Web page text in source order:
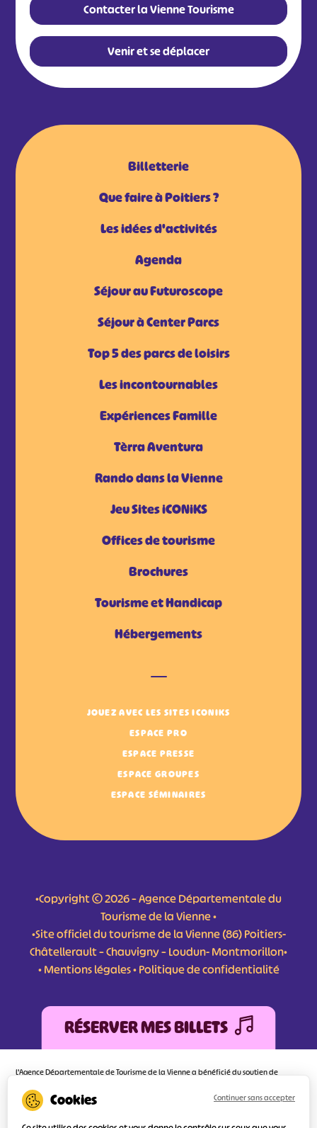
Contacter la Vienne Tourisme
Venir et se déplacer
Billetterie
Que faire à Poitiers ?
Les idées d'activités
Agenda
Séjour au Futuroscope
Séjour à Center Parcs
Top 5 des parcs de loisirs
Les incontournables
Expériences Famille
Tèrra Aventura
Rando dans la Vienne
Jeu Sites iCONiKS
Offices de tourisme
Brochures
Tourisme et Handicap
Hébergements
JOUEZ AVEC LES SITES ICONIKS
ESPACE PRO
ESPACE PRESSE
ESPACE GROUPES
ESPACE SÉMINAIRES
•Copyright © 2026 – Agence Départementale du
Tourisme de la Vienne •
•Site officiel du tourisme de la Vienne (86) Poitiers-
Châtellerault – Chauvigny – Loudun- Montmorillon•
•Mentions légales•Politique de confidentialité
RÉSERVER MES BILLETS
L'Agence Départementale de Tourisme de la Vienne a bénéficié du soutien de
l’amélioration et la structuration des services numériques pour une meilleure
attractivité de la destination tourisme de la Vienne dont l’objectif principal est
Continuer sans accepter